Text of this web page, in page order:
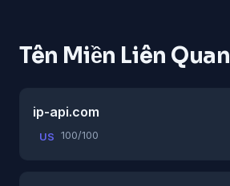
Tên Miền Liên Quan
ip-api.com
US 100/100